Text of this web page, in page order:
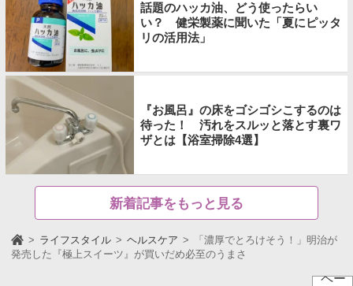
話題のハッカ油、どう使ったらい
い？ 健栄製薬に聞いた「夏にピッタ
リの活用法」
『お風呂』の床をゴシゴシこするのは
待った！ 汚れをスルッと落とす裏ワ
ザとは【浴室掃除4選】
新着記事をもっと見る
ライフスタイル ヘルスケア
「濃厚でとろけそう！」明治が
発売した『極上スイーツ』が買いだめ必至のうまさ
ペー